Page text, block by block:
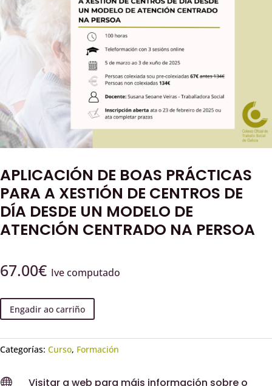
APLICACIÓN DE BOAS PRÁCTICAS
PARA A XESTIÓN DE CENTROS DE
DÍA DESDE UN MODELO DE
ATENCIÓN CENTRADO NA PERSOA
67.00€ Ive computado
Engadir ao carriño
Categorías: Curso, Formación

Visitar a web para máis información sobre o